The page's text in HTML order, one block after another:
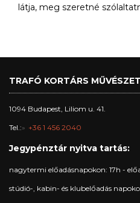
látja, meg szeretné
TRAFÓ KORTÁRS
1094 Budapest, Liliom u. 41.
Tel.: +36 1 456 2040
Jegypénztár nyitva tartás:
nagytermi előadásnapokon: 17h -
stúdió-, kabin- és klubelőadás